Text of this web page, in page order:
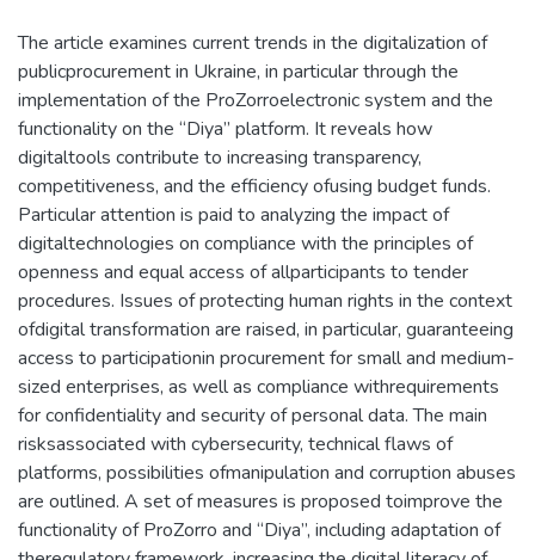
The article examines current trends in the digitalization of
publicprocurement in Ukraine, in particular through the
implementation of the ProZorroelectronic system and the
functionality on the “Diya” platform. It reveals how
digitaltools contribute to increasing transparency,
competitiveness, and the efficiency ofusing budget funds.
Particular attention is paid to analyzing the impact of
digitaltechnologies on compliance with the principles of
openness and equal access of allparticipants to tender
procedures. Issues of protecting human rights in the context
ofdigital transformation are raised, in particular, guaranteeing
access to participationin procurement for small and medium-
sized enterprises, as well as compliance withrequirements
for confidentiality and security of personal data. The main
risksassociated with cybersecurity, technical flaws of
platforms, possibilities ofmanipulation and corruption abuses
are outlined. A set of measures is proposed toimprove the
functionality of ProZorro and “Diya”, including adaptation of